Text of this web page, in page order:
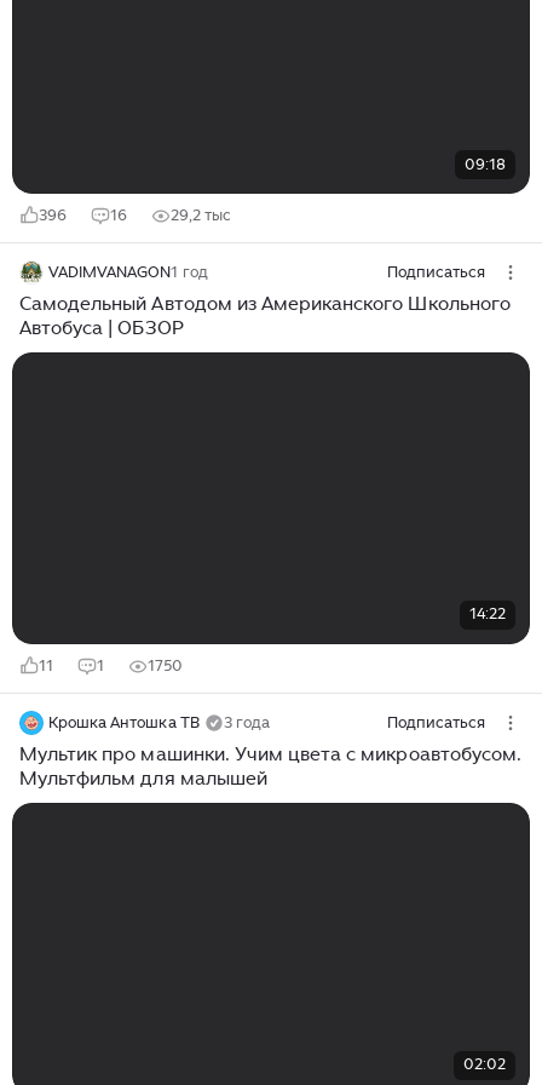
09:18
396 16 29,2 тыс
VADIMVANAGON1 год Подписаться
Самодельный Автодом из Американского Школьного
Автобуса | ОБЗОР
14:22
11 1 1750
Крошка Антошка ТВ 3 года Подписаться
Мультик про машинки. Учим цвета с микроавтобусом.
Мультфильм для малышей
02:02